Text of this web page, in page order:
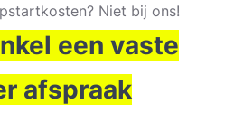
Niet bij ons!
een vaste
afspraak